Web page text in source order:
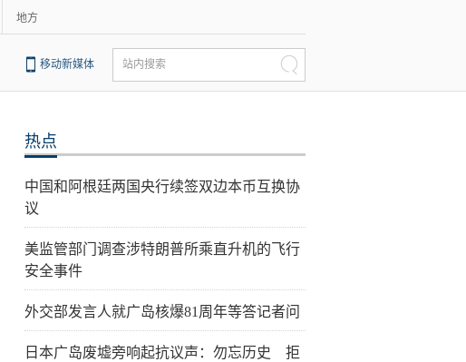
地方
移动新媒体 站内搜索
热点
中国和阿根廷两国央行续签双边本币互换协
议
美监管部门调查涉特朗普所乘直升机的飞行
安全事件
外交部发言人就广岛核爆81周年等答记者问
日本广岛废墟旁响起抗议声：勿忘历史 拒